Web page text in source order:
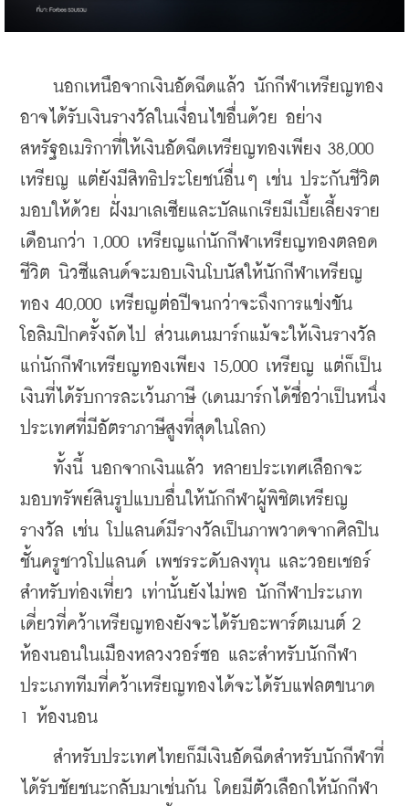
นอกเหนือจากเงินอัดฉีดแล้ว นักกีฬาเหรียญทอง
อาจได้รับเงินรางวัลในเงื่อนไขอื่นด้วย อย่าง
สหรัฐอเมริกาที่ให้เงินอัดฉีดเหรียญทองเพียง 38,000
เหรียญ แต่ยังมีสิทธิประโยชน์อื่นๆ เช่น ประกันชีวิต
มอบให้ด้วย ฝั่งมาเลเซียและบัลแกเรียมีเบี้ยเลี้ยงราย
เดือนกว่า 1,000 เหรียญแก่นักกีฬาเหรียญทองตลอด
ชีวิต นิวซีแลนด์จะมอบเงินโบนัสให้นักกีฬาเหรียญ
ทอง 40,000 เหรียญต่อปีจนกว่าจะถึงการแข่งขัน
โอลิมปิกครั้งถัดไป ส่วนเดนมาร์กแม้จะให้เงินรางวัล
แก่นักกีฬาเหรียญทองเพียง 15,000 เหรียญ แต่ก็เป็น
เงินที่ได้รับการละเว้นภาษี (เดนมาร์กได้ชื่อว่าเป็นหนึ่ง
ประเทศที่มีอัตราภาษีสูงที่สุดในโลก)
ทั้งนี้ นอกจากเงินแล้ว หลายประเทศเลือกจะ
มอบทรัพย์สินรูปแบบอื่นให้นักกีฬาผู้พิชิตเหรียญ
รางวัล เช่น โปแลนด์มีรางวัลเป็นภาพวาดจากศิลปิน
ชั้นครูชาวโปแลนด์ เพชรระดับลงทุน และวอยเชอร์
สำหรับท่องเที่ยว เท่านั้นยังไม่พอ นักกีฬาประเภท
เดี่ยวที่คว้าเหรียญทองยังจะได้รับอะพาร์ตเมนต์ 2
ห้องนอนในเมืองหลวงวอร์ซอ และสำหรับนักกีฬา
ประเภททีมที่คว้าเหรียญทองได้จะได้รับแฟลตขนาด
1 ห้องนอน
สำหรับประเทศไทยก็มีเงินอัดฉีดสำหรับนักกีฬาที่
ได้รับชัยชนะกลับมาเช่นกัน โดยมีตัวเลือกให้นักกีฬา